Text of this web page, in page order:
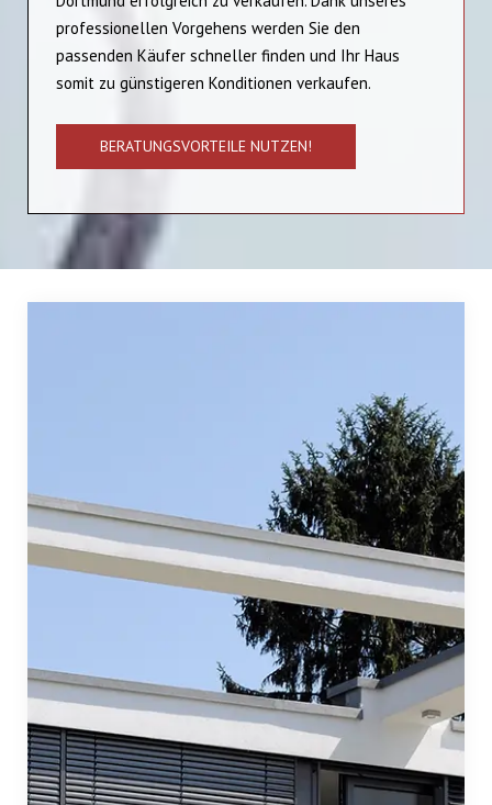
professionellen Vorgehens werden Sie den
passenden Käufer schneller finden und Ihr Haus
somit zu günstigeren Konditionen verkaufen.
BERATUNGSVORTEILE NUTZEN!